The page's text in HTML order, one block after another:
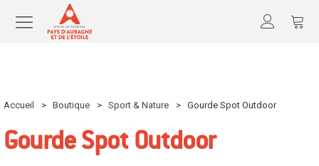
Accueil > Boutique > Sport & Nature > Gourde Spot Outdoor
Gourde Spot Outdoor